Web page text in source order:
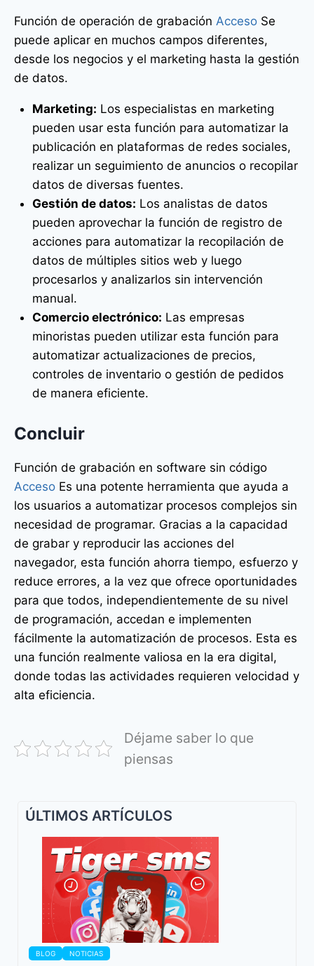
Función de operación de grabación Acceso Se
puede aplicar en muchos campos diferentes,
desde los negocios y el marketing hasta la gestión
de datos.
Marketing: Los especialistas en marketing
pueden usar esta función para automatizar la
publicación en plataformas de redes sociales,
realizar un seguimiento de anuncios o recopilar
datos de diversas fuentes.
Gestión de datos: Los analistas de datos
pueden aprovechar la función de registro de
acciones para automatizar la recopilación de
datos de múltiples sitios web y luego
procesarlos y analizarlos sin intervención
manual.
Comercio electrónico: Las empresas
minoristas pueden utilizar esta función para
automatizar actualizaciones de precios,
controles de inventario o gestión de pedidos
de manera eficiente.
Concluir
Función de grabación en software sin código
Acceso Es una potente herramienta que ayuda a
los usuarios a automatizar procesos complejos sin
necesidad de programar. Gracias a la capacidad
de grabar y reproducir las acciones del
navegador, esta función ahorra tiempo, esfuerzo y
reduce errores, a la vez que ofrece oportunidades
para que todos, independientemente de su nivel
de programación, accedan e implementen
fácilmente la automatización de procesos. Esta es
una función realmente valiosa en la era digital,
donde todas las actividades requieren velocidad y
alta eficiencia.
Déjame saber lo que
piensas
ÚLTIMOS ARTÍCULOS
BLOG NOTICIAS